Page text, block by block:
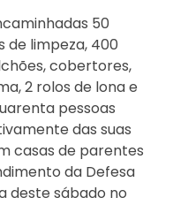
50
de limpeza, 400
cobertores,
⁠2 rolos de lona e
pessoas
das suas
casas de parentes
da Defesa
deste sábado no